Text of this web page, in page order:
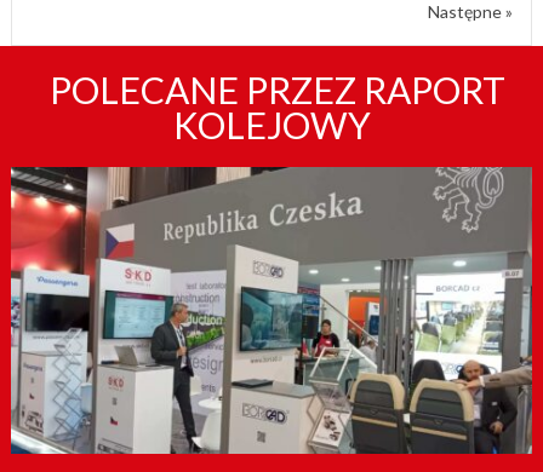
Następne »
POLECANE PRZEZ RAPORT
KOLEJOWY